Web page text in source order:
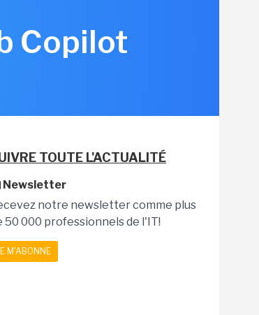
Copilot
TOUTE L'ACTUALITÉ
Newsletter
notre newsletter comme plus
50 000 professionnels de l'IT!
M'ABONNE